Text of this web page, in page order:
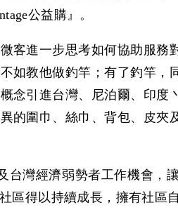
公益購』。
客進一步思考如何協助服
如教他做釣竿；有了釣竿
念引進台灣、尼泊爾、印
的圍巾、絲巾、背包、皮
台灣經濟弱勢者工作機會
區得以持續成長，擁有社區